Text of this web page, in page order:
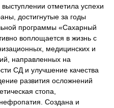
выступлении отметила успехи
достигнутые за годы
программы «Сахарный
воплощается в жизнь с
медицинских и
направленных на
СД и улучшение качества
развития осложнений
стопа,
Создана и